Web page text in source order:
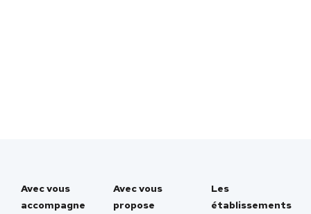
Avec vous
accompagne
Avec vous
propose
Les
établissements